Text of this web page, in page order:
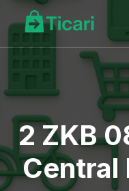
2 ZKB
Central